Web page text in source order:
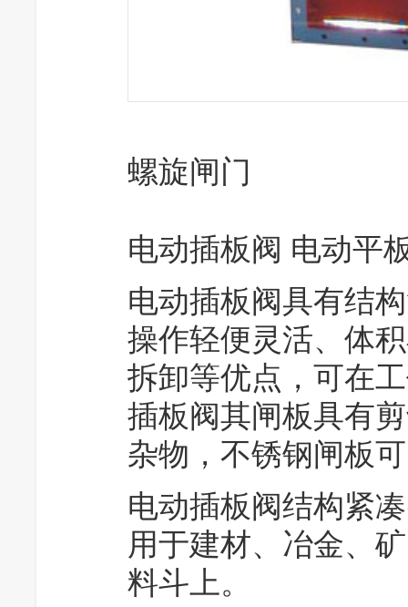
螺旋闸门
电动插板阀 电动平
电动插板阀具有结
操作轻便灵活、体
拆卸等优点，可在
插板阀其闸板具有
杂物，不锈钢闸板
电动插板阀结构紧
用于建材、冶金、
料斗上。